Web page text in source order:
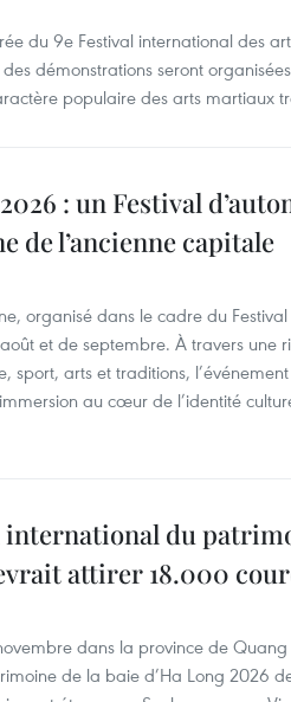
du 9e Festival international des
démonstrations seront
populaire des arts martiaux
: un Festival
de l’ancienne capitale
organisé dans le cadre du
et de septembre. À travers une
sport, arts et traditions,
au cœur de l’identité
du
attirer 18.000
dans la province de
de la baie d’Ha Long 2026